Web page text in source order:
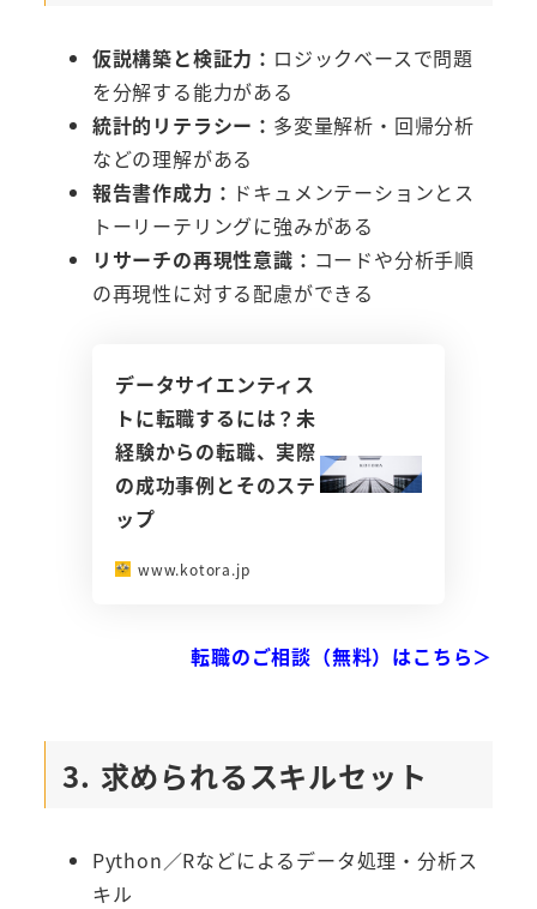
仮説構築と検証力： ロジックベースで問題
を分解する能力がある
統計的リテラシー： 多変量解析・回帰分析
などの理解がある
報告書作成力： ドキュメンテーションとス
トーリーテリングに強みがある
リサーチの再現性意識： コードや分析手順
の再現性に対する配慮ができる
データサイエンティス
トに転職するには？未
経験からの転職、実際
の成功事例とそのステ
ップ
www.kotora.jp
転職のご相談（無料）はこちら＞
3. 求められるスキルセット
Python／Rなどによるデータ処理・分析ス
キル